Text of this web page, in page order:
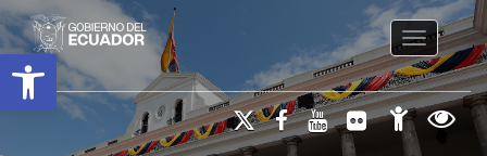
Open toolbar
Toggle